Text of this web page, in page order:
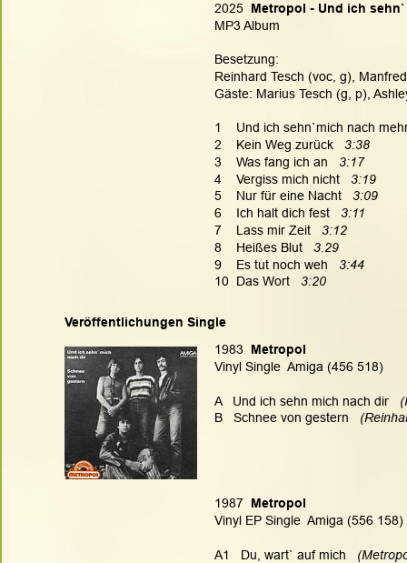
2025 Metropol - Und ich
MP3 Album
Besetzung:
Reinhard Tesch (voc, g),
Gäste: Marius Tesch (g, p),
1    Und ich sehn`mich nach
2    Kein Weg zurück 3:38
3    Was fang ich an 3:17
4    Vergiss mich nicht 3:19
5    Nur für eine Nacht 3:09
6    Ich halt dich fest 3:11
7    Lass mir Zeit 3:12
8    Heißes Blut 3.29
9    Es tut noch weh 3:44
10  Das Wort 3:20
1983
  Metropol
Vinyl Single  Amiga (456 518)
A   Und ich sehn mich nach dir
B   Schnee von gestern
1987
  Metropol
Vinyl EP Single  Amiga (556 158)
A1   Du, wart` auf mich
Veröffentlichungen Single